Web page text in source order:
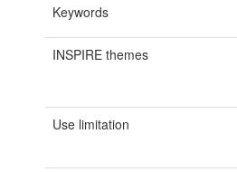
Keywords
INSPIRE themes
Use limitation